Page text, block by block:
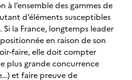
à l’ensemble des gammes de
d’éléments susceptibles
la France, longtemps leader
en raison de son
faire, elle doit compter
plus grande concurrence
et faire preuve de